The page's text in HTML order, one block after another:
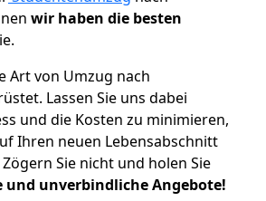
wir haben die besten
Art von Umzug nach
Lassen Sie uns dabei
und die Kosten zu minimieren,
Ihren neuen Lebensabschnitt
Zögern Sie nicht und holen Sie
und unverbindliche Angebote!